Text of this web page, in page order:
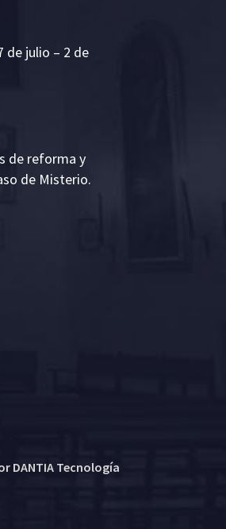
de julio – 2 de
de reforma y
de Misterio.
DANTIA Tecnología